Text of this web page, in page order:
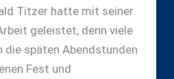
Titzer hatte mit seiner
geleistet, denn viele
die späten Abendstunden
Fest und